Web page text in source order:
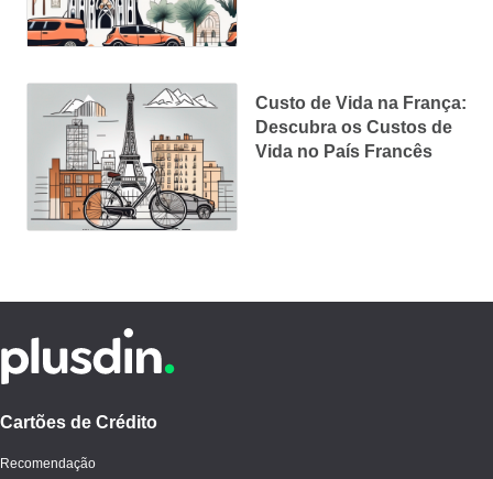
Custo de Vida na França:
Descubra os Custos de
Vida no País Francês
Cartões de Crédito
Recomendação